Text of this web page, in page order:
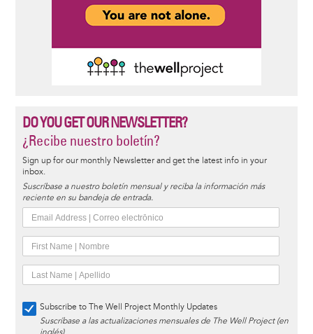
DO YOU GET OUR NEWSLETTER?
¿Recibe nuestro boletín?
Sign up for our monthly Newsletter and get the latest info in your
inbox.
Suscríbase a nuestro boletín mensual y reciba la información más
reciente en su bandeja de entrada.
Subscribe to The Well Project Monthly Updates
Suscríbase a las actualizaciones mensuales de The Well Project (en